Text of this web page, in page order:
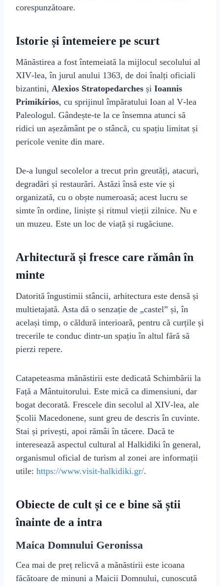
corespunzătoare.
Istorie și întemeiere pe scurt
Mănăstirea a fost întemeiată la mijlocul secolului al
XIV‑lea, în jurul anului 1363, de doi înalți oficiali
bizantini, Alexios Stratopedarches și Ioannis
Primikírios, cu sprijinul împăratului Ioan al V‑lea
Paleologul. Gândește‑te la ce însemna atunci să
ridici un așezământ pe o stâncă, cu spațiu limitat și
pericole venite din mare.
De‑a lungul secolelor a trecut prin greutăți, atacuri,
degradări și restaurări. Astăzi însă este vie și
organizată, cu o obște numeroasă; acest lucru se
simte în ordine, liniște și ritmul vieții zilnice. Nu e
un muzeu. Este un loc de viață și rugăciune.
Arhitectură și fresce care rămân în
minte
Datorită îngustimii stâncii, arhitectura este densă și
multietajată. Asta dă o senzație de „castel” și, în
același timp, o căldură interioară, pentru că curțile și
trecerile te conduc dintr‑un spațiu în altul fără să
pierzi repere.
Catapeteasma mănăstirii este dedicată Schimbării la
Față a Mântuitorului. Este mică ca dimensiuni, dar
bogat decorată. Frescele din secolul al XIV‑lea, ale
Școlii Macedonene, sunt greu de descris în cuvinte.
Stai și privești, apoi rămâi în tăcere. Dacă te
interesează aspectul cultural al Halkidiki în general,
organismul oficial de turism al zonei are informații
utile: https://www.visit-halkidiki.gr/.
Obiecte de cult și ce e bine să știi
înainte de a intra
Maica Domnului Geronissa
Cea mai de preț relicvă a mănăstirii este icoana
făcătoare de minuni a Maicii Domnului, cunoscută